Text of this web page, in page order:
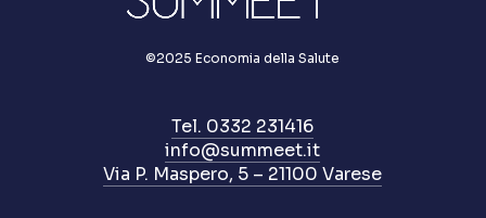
©2025 Economia della Salute
Tel. 0332 231416
info@summeet.it
Via P. Maspero, 5 – 21100 Varese